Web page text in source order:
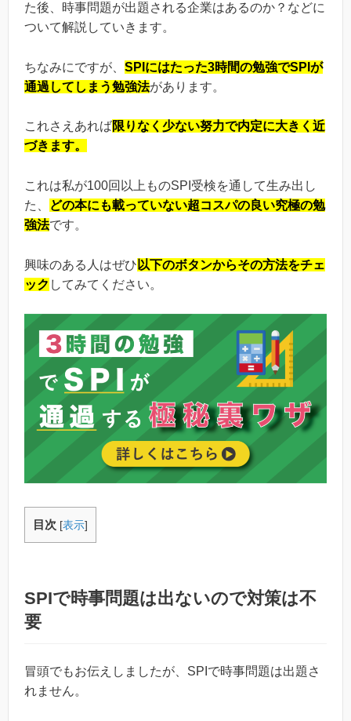
た後、時事問題が出題される企業はあるのか？などに
ついて解説していきます。
ちなみにですが、 SPIにはたった3時間の勉強でSPIが
通過してしまう勉強法があります。
これさえあれば限りなく少ない努力で内定に大きく近
づきます。
これは私が100回以上ものSPI受検を通して生み出し
た、
どの本にも載っていない超コスパの良い究極の勉
強法です。
興味のある人はぜひ 以下のボタンからその方法をチェ
ック してみてください。
目次 [表示]
SPIで時事問題は出ないので対策は不
要
冒頭でもお伝えしましたが、SPIで時事問題は出題さ
れません。